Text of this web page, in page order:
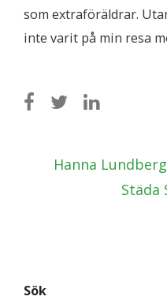
som extraföräldrar.
inte varit på min resa
Post
Hanna
Städa
Sök